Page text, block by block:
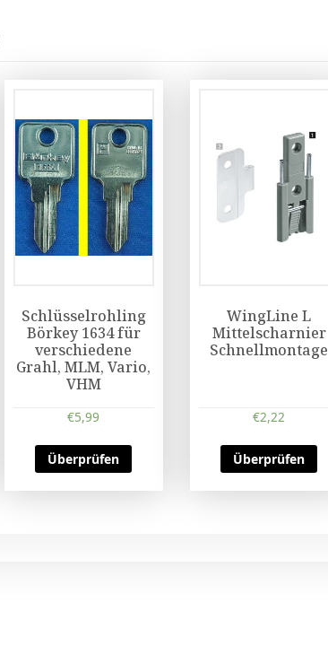
Schlüsselrohling
Börkey 1634 für
verschiedene
Grahl, MLM, Vario,
VHM
€5,99
Überprüfen
WingLine L
Mittelscharnier
Schnellmontage
€2,22
Überprüfen